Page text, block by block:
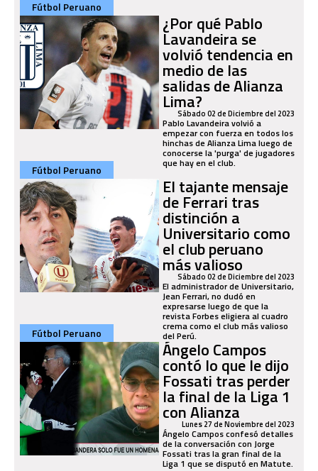
Fútbol Peruano
¿Por qué Pablo
Lavandeira se
volvió tendencia en
medio de las
salidas de Alianza
Lima?
Sábado 02 de Diciembre del 2023
Pablo Lavandeira volvió a
empezar con fuerza en todos los
hinchas de Alianza Lima luego de
conocerse la 'purga' de jugadores
que hay en el club.
Fútbol Peruano
El tajante mensaje
de Ferrari tras
distinción a
Universitario como
el club peruano
más valioso
Sábado 02 de Diciembre del 2023
El administrador de Universitario,
Jean Ferrari, no dudó en
expresarse luego de que la
revista Forbes eligiera al cuadro
crema como el club más valioso
del Perú.
Fútbol Peruano
Ángelo Campos
contó lo que le dijo
Fossati tras perder
la final de la Liga 1
con Alianza
Lunes 27 de Noviembre del 2023
Ángelo Campos confesó detalles
de la conversación con Jorge
Fossati tras la gran final de la
Liga 1 que se disputó en Matute.